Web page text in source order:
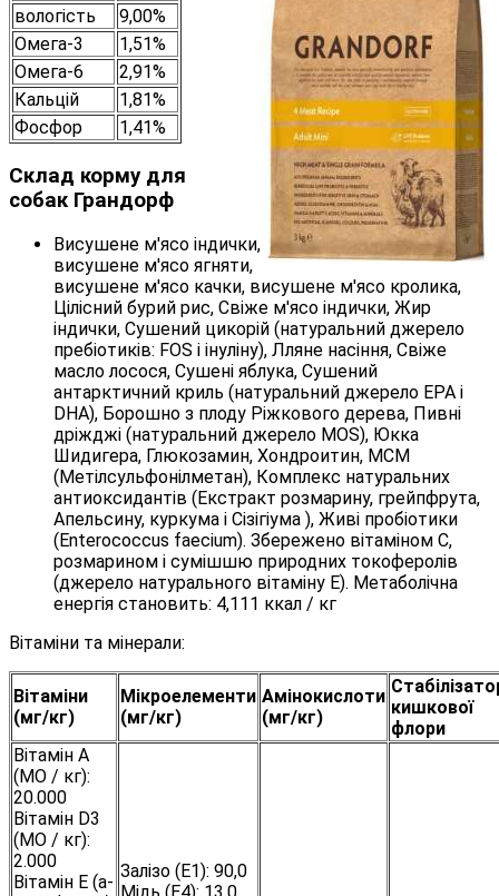
вологість
9,00%
Омега-3
1,51%
Омега-6
2,91%
Кальцій
1,81%
Фосфор
1,41%
Склад корму для
собак Грандорф
Висушене м'ясо індички,
висушене м'ясо ягняти,
висушене м'ясо качки, висушене м'ясо кролика,
Цілісний бурий рис, Свіже м'ясо індички, Жир
індички, Сушений цикорій (натуральний джерело
пребіотиків: FOS і інуліну), Лляне насіння, Свіже
масло лосося, Сушені яблука, Сушений
антарктичний криль (натуральний джерело EPA і
DHA), Борошно з плоду Ріжкового дерева, Пивні
дріжджі (натуральний джерело МОS), Юкка
Шидигера, Глюкозамин, Хондроитин, МСМ
(Метілсульфонілметан), Комплекс натуральних
антиоксидантів (Екстракт розмарину, грейпфрута,
Апельсину, куркума і Сізігіума ), Живі пробіотики
(Enterococcus faecium). Збережено вітаміном С,
розмарином і сумішшю природних токоферолів
(джерело натурального вітаміну Е). Метаболічна
енергія становить: 4,111 ккал / кг
Вітаміни та мінерали:
Вітаміни
(мг/кг)
Мікроелементи
(мг/кг)
Амінокислоти
(мг/кг)
кишкової
флори
Вітамін A
(МО / кг):
20.000
Вітамін D3
(МО / кг):
2.000
Вітамін E (a-
Залізо (E1): 90,0